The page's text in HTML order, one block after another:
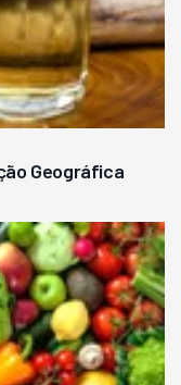
Geográfica